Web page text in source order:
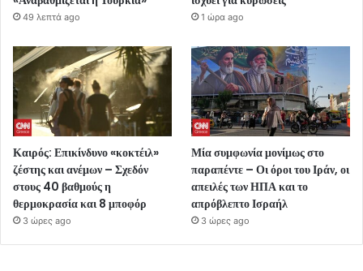
49 λεπτά ago 1 ώρα ago
Καιρός: Επικίνδυνο «κοκτέιλ»
ζέστης και ανέμων – Σχεδόν
στους 40 βαθμούς η
θερμοκρασία και 8 μποφόρ
3 ώρες ago
Μία συμφωνία μονίμως στο
παραπέντε – Οι όροι του Ιράν, οι
απειλές των ΗΠΑ και το
απρόβλεπτο Ισραήλ
3 ώρες ago